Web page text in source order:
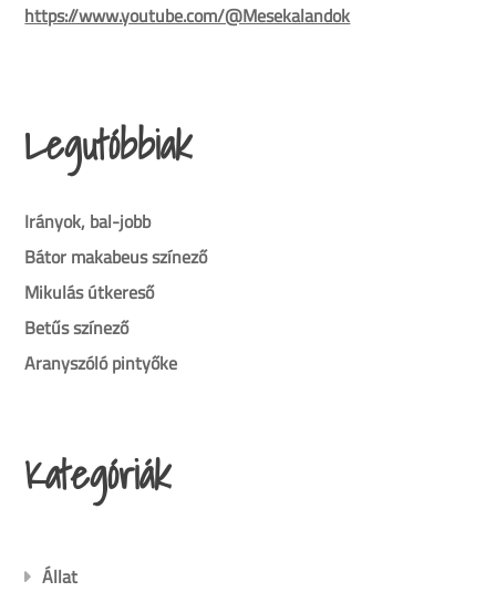
https://www.youtube.com/@Mesekalandok
Legutóbbiak
Irányok, bal-jobb
Bátor makabeus színező
Mikulás útkereső
Betűs színező
Aranyszóló pintyőke
Kategóriák
Állat